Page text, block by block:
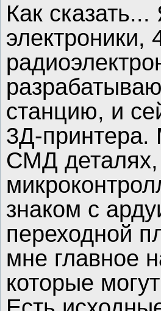
Как
электроники,
станцию, и
3Д-принтера.
СМД
знаком с
переходной
мне главное
которые